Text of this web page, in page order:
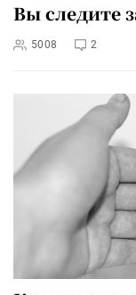
Вы следите
5008 2